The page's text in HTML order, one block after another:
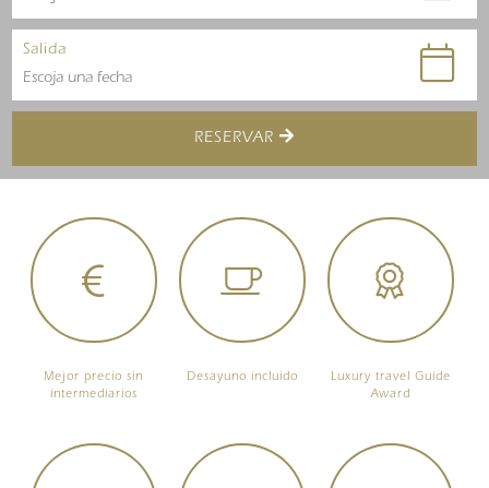
Salida
RESERVAR
Mejor precio sin
intermediarios
Desayuno incluido
Luxury travel Guide
Award